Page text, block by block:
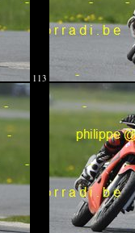
113